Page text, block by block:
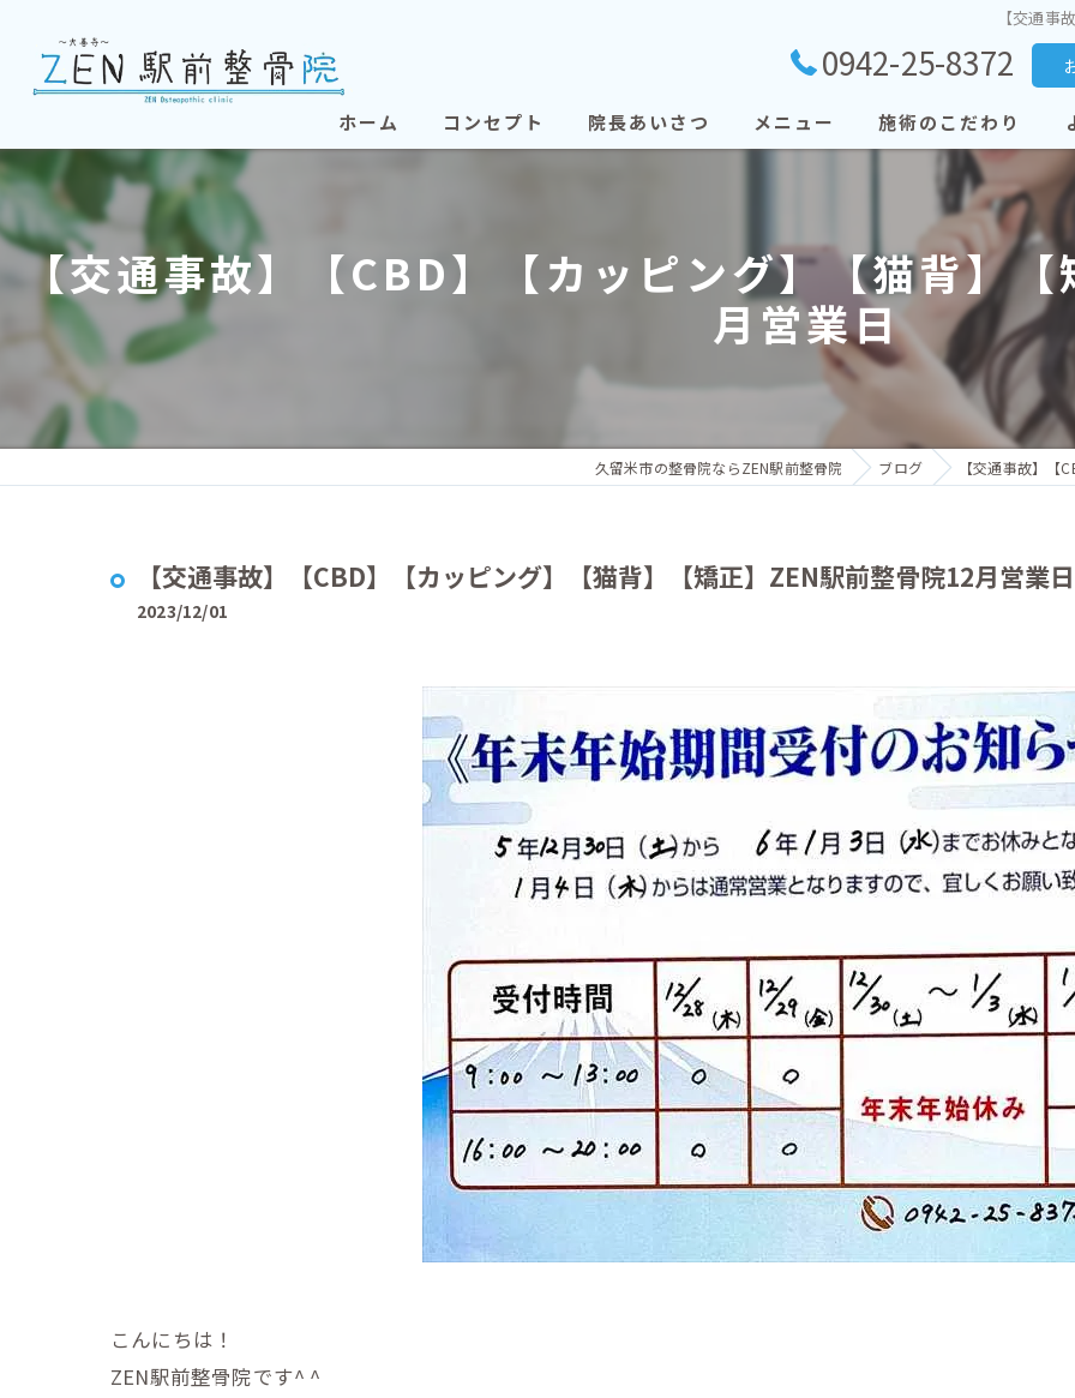
【交通事
0942-25-8372
ホーム コンセプト 院長あいさつ メニュー 施術のこだわり
【交通事故】【CBD】【カッピング】【猫背】
月営業日
久留米市の整骨院ならZEN駅前整骨院 ブログ 【交通事故】【
【交通事故】【CBD】【カッピング】【猫背】【矯正】ZEN駅前整骨院12月営業日
2023/12/01
こんにちは！
ZEN駅前整骨院です^ ^